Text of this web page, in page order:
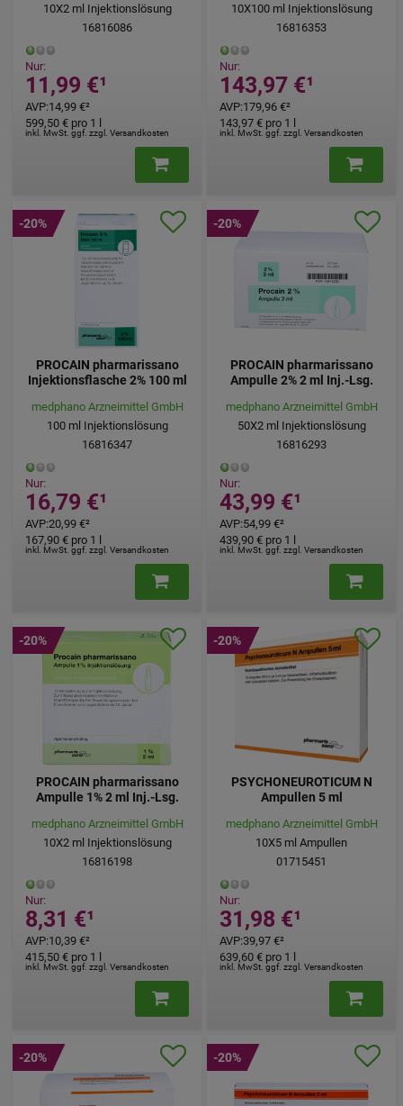
10X2ml Injektionslösung
16816086
Nur:
11,99 €¹
AVP:14,99 €²
inkl. MwSt. ggf. zzgl. Versandkosten
599,50 € pro 1 l
10X100ml Injektionslösung
16816353
Nur:
143,97 €¹
AVP:179,96 €²
inkl. MwSt. ggf. zzgl. Versandkosten
143,97 € pro 1 l
PROCAIN pharmarissano
Injektionsflasche 2% 100 ml
medphano Arzneimittel GmbH
100ml Injektionslösung
16816347
Nur:
16,79 €¹
AVP:20,99 €²
inkl. MwSt. ggf. zzgl. Versandkosten
167,90 € pro 1 l
-20%
PROCAIN pharmarissano
Ampulle 2% 2 ml Inj.-Lsg.
medphano Arzneimittel GmbH
50X2ml Injektionslösung
16816293
Nur:
43,99 €¹
AVP:54,99 €²
inkl. MwSt. ggf. zzgl. Versandkosten
439,90 € pro 1 l
-20%
PROCAIN pharmarissano
Ampulle 1% 2 ml Inj.-Lsg.
medphano Arzneimittel GmbH
10X2ml Injektionslösung
16816198
Nur:
8,31 €¹
AVP:10,39 €²
inkl. MwSt. ggf. zzgl. Versandkosten
415,50 € pro 1 l
-20%
PSYCHONEUROTICUM N
Ampullen 5 ml
medphano Arzneimittel GmbH
10X5 ml Ampullen
01715451
Nur:
31,98 €¹
AVP:39,97 €²
inkl. MwSt. ggf. zzgl. Versandkosten
639,60 € pro 1 l
-20%
-20% -20%